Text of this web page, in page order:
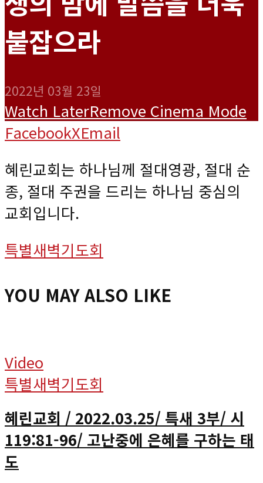
붙잡으라
2022년 03월 23일
Watch LaterRemove Cinema Mode
FacebookXEmail
혜린교회는 하나님께 절대영광, 절대 순
종, 절대 주권을 드리는 하나님 중심의
교회입니다.
특별새벽기도회
YOU MAY ALSO LIKE
Video
특별새벽기도회
혜린교회 / 2022.03.25/ 특새 3부/ 시
119:81-96/ 고난중에 은혜를 구하는 태
도